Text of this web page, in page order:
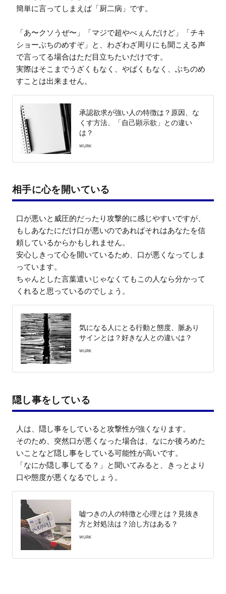
簡単に言ってしまえば「厨二病」です。
「あ〜クソうぜ〜」「マジで超やべぇんだけど」「チキ
ショーぶちのめすぞ」と、わざわざ周りにも聞こえる声
で言ってる場合はただ目立ちたいだけです。
実際はそこまでうざくもなく、やばくもなく、ぶちのめ
すことは出来ません。
承認欲求が強い人の特徴は？原因、な
くす方法、「自己顕示欲」との違い
は？
WURK
相手に心を開いている
口が悪いと威圧的だったり攻撃的に感じやすいですが、
もしあなたにだけ口が悪いのであればそれはあなたを信
頼しているからかもしれません。
安心しきって心を開いているため、口が悪くなってしま
っています。
ちゃんとした言葉遣いじゃなくてもこの人なら分かって
くれると思っているのでしょう。
気になる人にとる行動と態度、脈あり
サインとは？好きな人との違いは？
WURK
隠し事をしている
人は、隠し事をしていると攻撃性が強くなります。
そのため、突然口が悪くなった場合は、なにか後ろめた
いことなど隠し事をしている可能性が高いです。
「なにか隠し事してる？」と聞いてみると、きっとより
口や態度が悪くなるでしょう。
嘘つきの人の特徴と心理とは？見抜き
方と対処法は？治し方はある？
WURK